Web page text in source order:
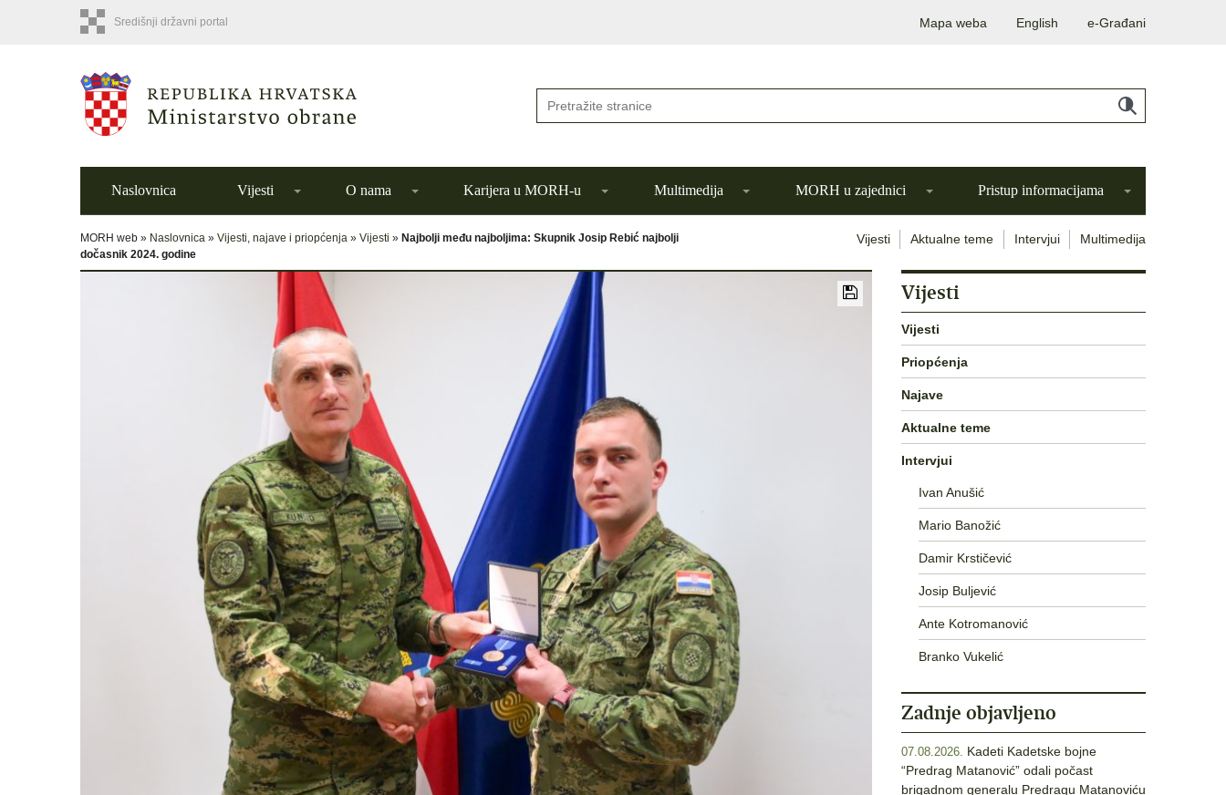
Središnji državni portal Mapa weba English e-Građani
Naslovnica Vijesti O nama Karijera u MORH-u Multimedija MORH u zajednici Pristup informacijama
MORH web » Naslovnica » Vijesti, najave i priopćenja » Vijesti » Najbolji među najboljima: Skupnik Josip Rebić najbolji
dočasnik 2024. godine
Vijesti Aktualne teme Intervjui Multimedija
Vijesti
Vijesti
Priopćenja
Najave
Aktualne teme
Intervjui
Ivan Anušić
Mario Banožić
Damir Krstičević
Josip Buljević
Ante Kotromanović
Branko Vukelić
Zadnje objavljeno
07.08.2026. Kadeti Kadetske bojne
“Predrag Matanović” odali počast
brigadnom generalu Predragu Matanoviću